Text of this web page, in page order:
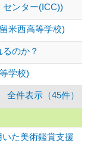
センター(ICC))
米西高等学校)
のか？
学校)
全件表示（45件）
た美術鑑賞支援